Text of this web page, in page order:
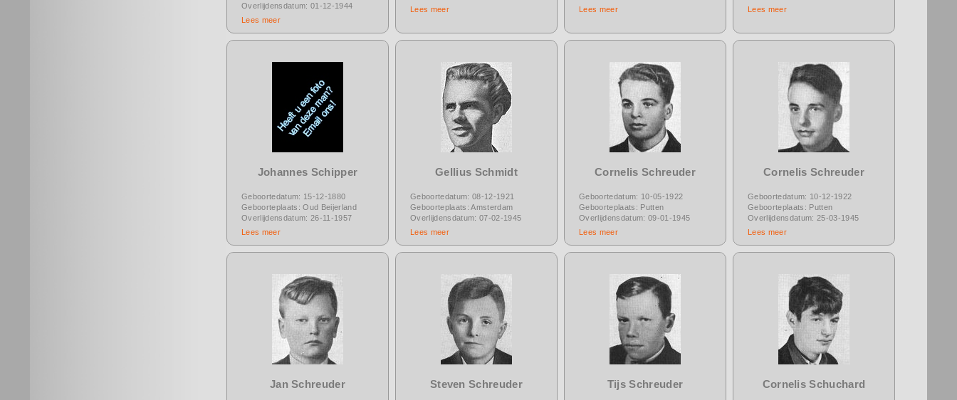
Overlijdensdatum: 01-12-1944
Lees meer
Lees meer
Lees meer
Lees meer
Johannes Schipper
Geboortedatum: 15-12-1880
Geboorteplaats: Oud Beijerland
Overlijdensdatum: 26-11-1957
Lees meer
Gellius Schmidt
Geboortedatum: 08-12-1921
Geboorteplaats: Amsterdam
Overlijdensdatum: 07-02-1945
Lees meer
Cornelis Schreuder
Geboortedatum: 10-05-1922
Geboorteplaats: Putten
Overlijdensdatum: 09-01-1945
Lees meer
Cornelis Schreuder
Geboortedatum: 10-12-1922
Geboorteplaats: Putten
Overlijdensdatum: 25-03-1945
Lees meer
Jan Schreuder Steven Schreuder Tijs Schreuder Cornelis Schuchard